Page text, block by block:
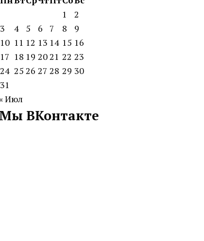
1
2
3
4 5 6 7 8
9
10 11 12 13 14 15 16
17 18 19 2021 22 23
24 25 26 27 28 29 30
31
Июл
Мы ВКонтакте